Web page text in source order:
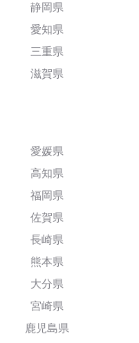
静岡県
愛知県
三重県
滋賀県
愛媛県
高知県
福岡県
佐賀県
長崎県
熊本県
大分県
宮崎県
鹿児島県